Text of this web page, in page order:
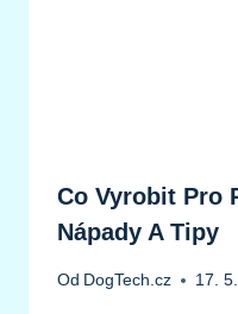
Co Vyrobit Pro
Nápady A Tipy
Od DogTech.cz 17.